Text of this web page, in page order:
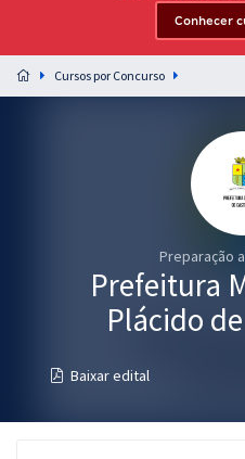
Preparação completa e intensiva para
residências em saúde do Brasil
Conhecer
Cursos por Concurso
Preparação
Prefeitura
Plácido
Baixar edital